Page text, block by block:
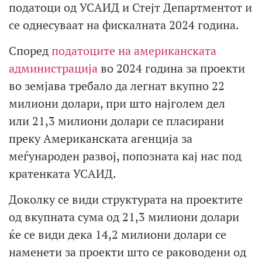
податоци од УСАИД и Стејт Департментот и
се однесуваат на фискалната 2024 година.
Споредподатоците на американската
администрацијаво 2024 година за проекти
во земјава требало да легнат вкупно 22
милиони долари, при што најголем дел
или 21,3 милиони долари се пласирани
преку Американската агенција за
меѓународен развој, попозната кај нас под
кратенката УСАИД.
Доколку се види структурата на проектите
од вкупната сума од 21,3 милиони долари
ќе се види дека 14,2 милиони долари се
наменети за проекти што се раководени од